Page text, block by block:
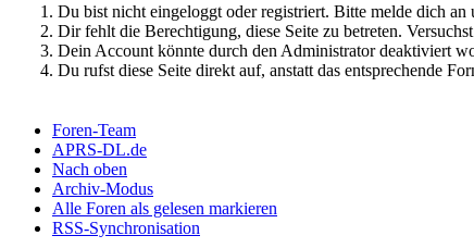
Du bist nicht eingeloggt oder registriert. Bitte melde dich
Dir fehlt die Berechtigung, diese Seite zu betreten.
Dein Account könnte durch den Administrator deaktiviert
Du rufst diese Seite direkt auf, anstatt das entsprechende
Foren-Team
APRS-DL.de
Nach oben
Archiv-Modus
Alle Foren als gelesen markieren
RSS-Synchronisation